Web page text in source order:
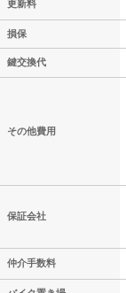
更新料
損保
鍵交換代
その他費用
保証会社
仲介手数料